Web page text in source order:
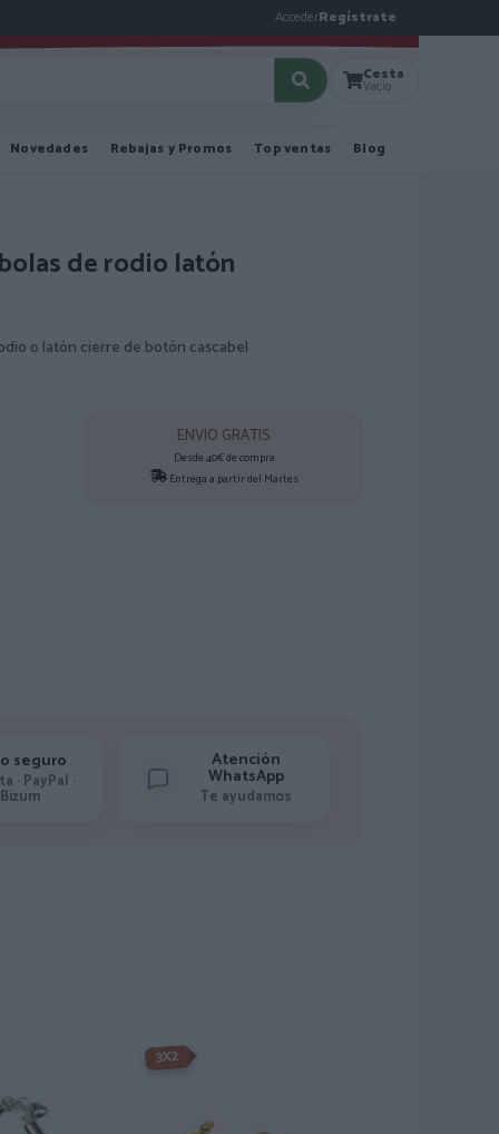
AccederRegístrate
Cesta
Vacío
Novedades Rebajas y Promos Top ventas Blog
de rodio latón
o latón cierre de botón cascabel
ENVIO GRATIS
Desde 40€ de compra
Entrega a partir del Martes
seguro
· PayPal ·
Bizum
Atención
WhatsApp
Te ayudamos
-3X2%
3X2